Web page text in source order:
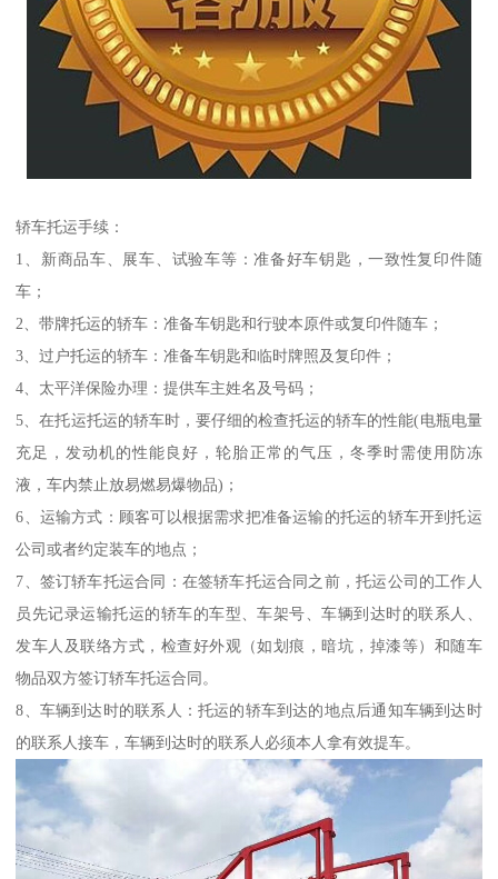
轿车托运手续：
1、新商品车、展车、试验车等：准备好车钥匙，一致性复印件随
车；
2、带牌托运的轿车：准备车钥匙和行驶本原件或复印件随车；
3、过户托运的轿车：准备车钥匙和临时牌照及复印件；
4、太平洋保险办理：提供车主姓名及号码；
5、在托运托运的轿车时，要仔细的检查托运的轿车的性能(电瓶电量
充足，发动机的性能良好，轮胎正常的气压，冬季时需使用防冻
液，车内禁止放易燃易爆物品)；
6、运输方式：顾客可以根据需求把准备运输的托运的轿车开到托运
公司或者约定装车的地点；
7、签订轿车托运合同：在签轿车托运合同之前，托运公司的工作人
员先记录运输托运的轿车的车型、车架号、车辆到达时的联系人、
发车人及联络方式，检查好外观（如划痕，暗坑，掉漆等）和随车
物品双方签订轿车托运合同。
8、车辆到达时的联系人：托运的轿车到达的地点后通知车辆到达时
的联系人接车，车辆到达时的联系人必须本人拿有效提车。